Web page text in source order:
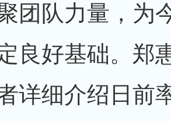
团队力量，为
良好基础。郑
详细介绍日前